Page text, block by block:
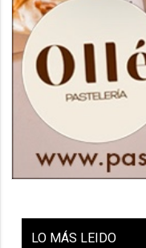
LO MÁS LEIDO